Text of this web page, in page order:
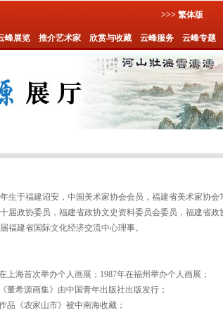
>>> 繁体版
峰展览 推介艺术家 欣赏与收藏 云峰服务 云峰专题
年生于福建诏安，中国美术家协会会员，福建省美术家协
届政协委员，福建省政协文史资料委员会委员，福建省
福建省国际文化经济交流中心理事。
上海首次举办个人画展；1987年在福州举办个人画展；
《董希源画集》由中国青年出版社出版发行；
品《农家山市》被中南海收藏；